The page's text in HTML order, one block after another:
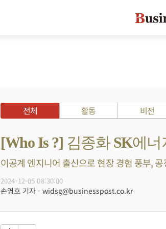
전체 활동 비전
[Who Is ?] 김종화 SK에
이공계 엔지니어 출신으로 현장 경험 풍부,
2024-12-05 08:30:00
손영호 기자 - widsg@businesspost.co.kr